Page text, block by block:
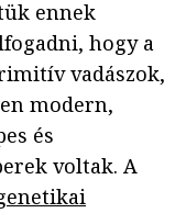
ennek
hogy a
vadászok,
modern,
és
voltak. A